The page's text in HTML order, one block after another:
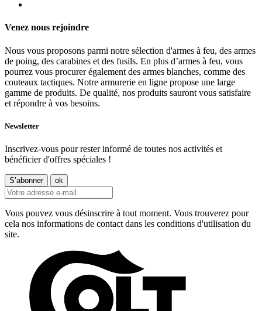
Venez nous rejoindre
Nous vous proposons parmi notre sélection d'armes à feu, des armes
de poing, des carabines et des fusils. En plus d’armes à feu, vous
pourrez vous procurer également des armes blanches, comme des
couteaux tactiques. Notre armurerie en ligne propose une large
gamme de produits. De qualité, nos produits sauront vous satisfaire
et répondre à vos besoins.
Newsletter
Inscrivez-vous pour rester informé de toutes nos activités et
bénéficier d'offres spéciales !
Vous pouvez vous désinscrire à tout moment. Vous trouverez pour
cela nos informations de contact dans les conditions d'utilisation du
site.